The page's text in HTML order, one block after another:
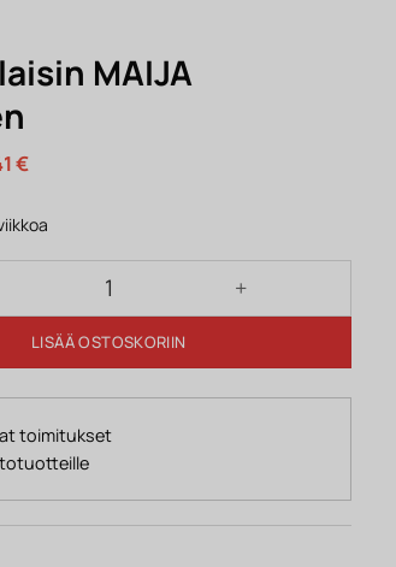
MAIJA
€Nykyinen
41 €.
valkoinen määrä
LISÄÄ OSTOSKORIIN
toimitukset